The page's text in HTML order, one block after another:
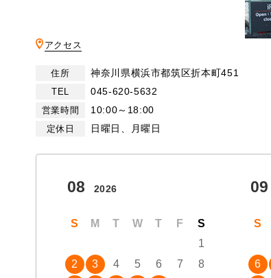
アクセス
住所 神奈川県横浜市都筑区折本町451
TEL 045-620-5632
営業時間 10:00～18:00
定休日 日曜日、月曜日
08 2026
S M T W T F
S
1
2
3 4 5 6 7 8
09
S
6